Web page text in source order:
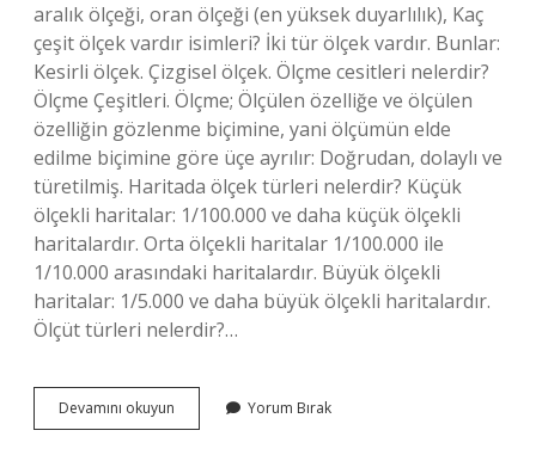
aralık ölçeği, oran ölçeği (en yüksek duyarlılık), Kaç
çeşit ölçek vardır isimleri? İki tür ölçek vardır. Bunlar:
Kesirli ölçek. Çizgisel ölçek. Ölçme cesitleri nelerdir?
Ölçme Çeşitleri. Ölçme; Ölçülen özelliğe ve ölçülen
özelliğin gözlenme biçimine, yani ölçümün elde
edilme biçimine göre üçe ayrılır: Doğrudan, dolaylı ve
türetilmiş. Haritada ölçek türleri nelerdir? Küçük
ölçekli haritalar: 1/100.000 ve daha küçük ölçekli
haritalardır. Orta ölçekli haritalar 1/100.000 ile
1/10.000 arasındaki haritalardır. Büyük ölçekli
haritalar: 1/5.000 ve daha büyük ölçekli haritalardır.
Ölçüt türleri nelerdir?…
Devamını okuyun
Türleri
Yorum Bırak